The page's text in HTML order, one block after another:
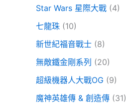
Star Wars 星際大戰 (4)
七龍珠 (10)
新世紀福音戰士 (8)
無敵鐵金剛系列 (20)
超級機器人大戰OG (9)
魔神英雄傳 & 創造傳 (31)